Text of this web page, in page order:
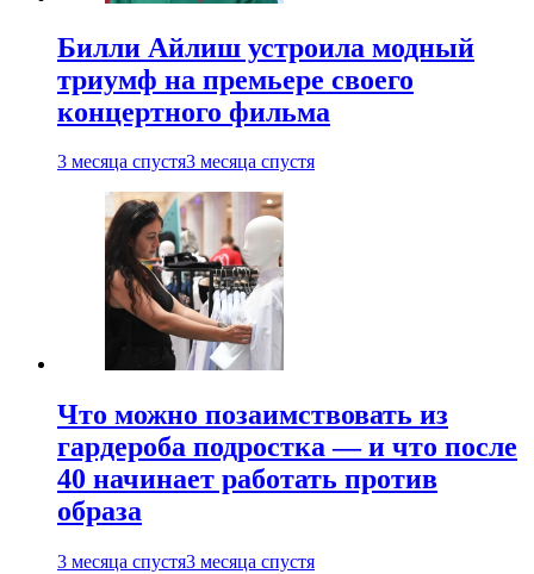
Билли Айлиш устроила модный
триумф на премьере своего
концертного фильма
3 месяца спустя3 месяца спустя
Что можно позаимствовать из
гардероба подростка — и что после
40 начинает работать против
образа
3 месяца спустя3 месяца спустя